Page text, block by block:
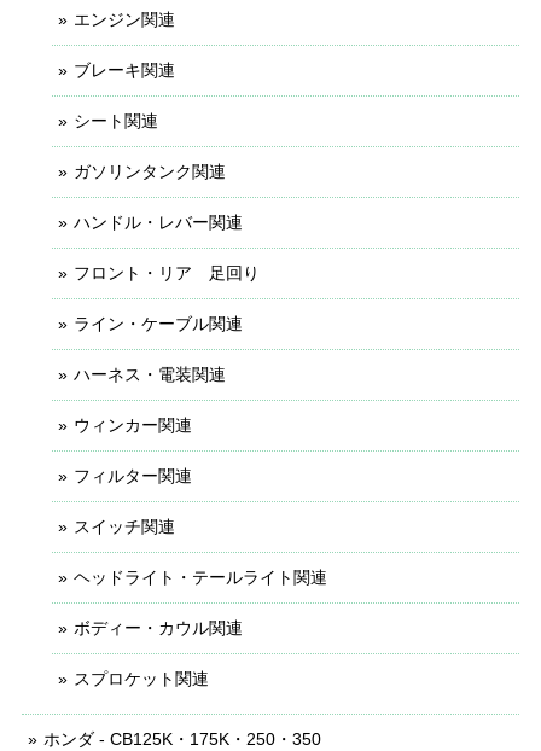
エンジン関連
ブレーキ関連
シート関連
ガソリンタンク関連
ハンドル・レバー関連
フロント・リア 足回り
ライン・ケーブル関連
ハーネス・電装関連
ウィンカー関連
フィルター関連
スイッチ関連
ヘッドライト・テールライト関連
ボディー・カウル関連
スプロケット関連
ホンダ - CB125K・175K・250・350